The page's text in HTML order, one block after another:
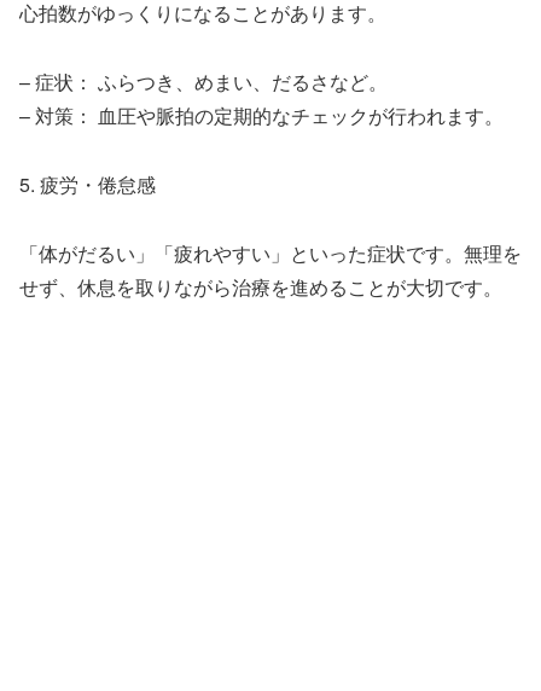
心拍数がゆっくりになることがあります。
– 症状： ふらつき、めまい、だるさなど。
– 対策： 血圧や脈拍の定期的なチェックが行われます。
5. 疲労・倦怠感
「体がだるい」「疲れやすい」といった症状です。無理を
せず、休息を取りながら治療を進めることが大切です。